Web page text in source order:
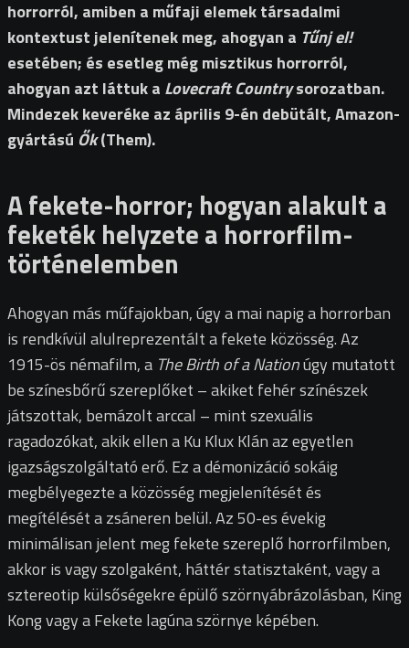
horrorról, amiben a műfaji elemek társadalmi
kontextust jelenítenek meg, ahogyan a Tűnj el!
esetében; és esetleg még misztikus horrorról,
ahogyan azt láttuk a Lovecraft Countrysorozatban.
Mindezek keveréke az április 9-én debütált, Amazon-
gyártású Ők(Them).
A fekete-horror; hogyan alakult a
feketék helyzete a horrorfilm-
történelemben
Ahogyan más műfajokban, úgy a mai napig a horrorban
is rendkívül alulreprezentált a fekete közösség. Az
1915-ös némafilm, a The Birth of a Nationúgy mutatott
be színesbőrű szereplőket – akiket fehér színészek
játszottak, bemázolt arccal – mint szexuális
ragadozókat, akik ellen a Ku Klux Klán az egyetlen
igazságszolgáltató erő. Ez a démonizáció sokáig
megbélyegezte a közösség megjelenítését és
megítélését a zsáneren belül. Az 50-es évekig
minimálisan jelent meg fekete szereplő horrorfilmben,
akkor is vagy szolgaként, háttér statisztaként, vagy a
sztereotip külsőségekre épülő szörnyábrázolásban, King
Kong vagy a Fekete lagúna szörnye képében.